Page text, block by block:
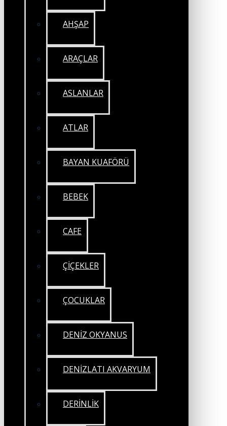
AHŞAP
ARAÇLAR
ASLANLAR
ATLAR
BAYAN KUAFÖRÜ
BEBEK
CAFE
ÇİÇEKLER
ÇOCUKLAR
DENİZ OKYANUS
DENİZLATI AKVARYUM
DERİNLİK